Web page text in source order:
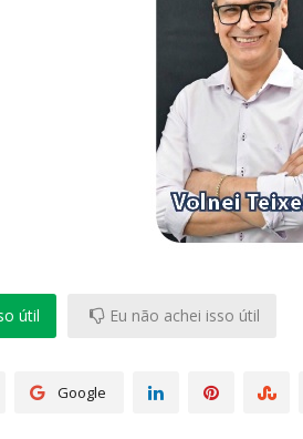
útil Eu não achei isso útil
Google